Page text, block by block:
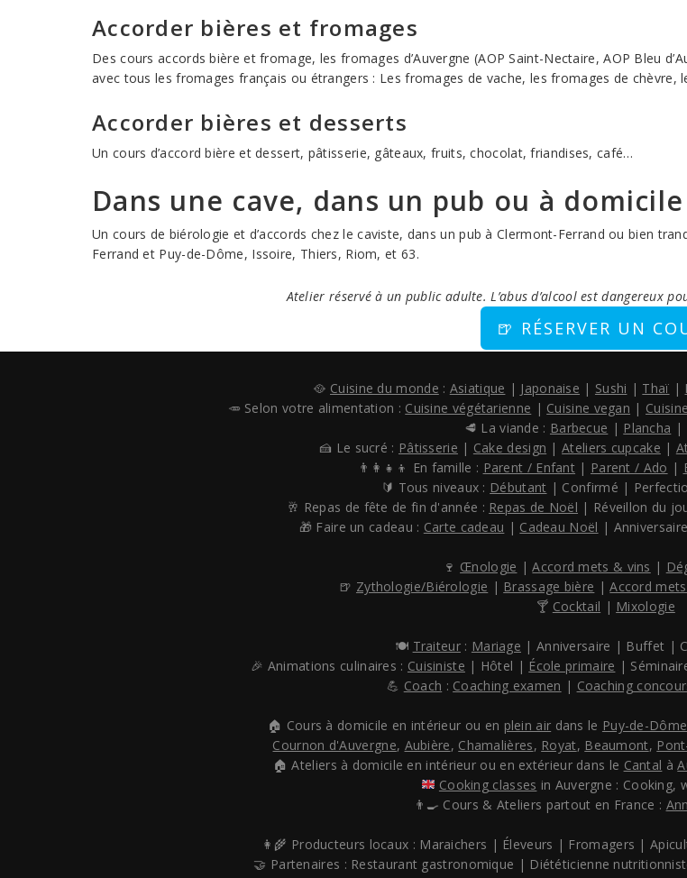
Accorder bières et fromages
Des cours accords bière et fromage, les fromages d’Auvergne (AOP Saint-Nectaire, AOP Bleu
avec tous les fromages français ou étrangers : Les fromages de vache, les fromages de chèvre,
Accorder bières et desserts
Un cours d’accord bière et dessert, pâtisserie, gâteaux, fruits, chocolat, friandises, café…
Dans une cave, dans un pub ou à
Un cours de biérologie et d’accords chez le caviste, dans un pub à Clermont-Ferrand ou bien
Ferrand et Puy-de-Dôme, Issoire, Thiers, Riom, et 63.
Atelier réservé à un public adulte. L’abus d’alcool est dangereux
🍺 RÉSERVER UN
🥘 Cuisine du monde : Asiatique | Japonaise | Sushi | Thaï |
🥕 Selon votre alimentation : Cuisine végétarienne | Cuisine vegan |
🥩 La viande : Barbecue | Plancha |
🍰 Le sucré : Pâtisserie | Cake design |Ateliers cupcake |
👨‍👩‍👧‍👦 En famille : Parent / Enfant | Parent / Ado |
🔰 Tous niveaux : Débutant | Confirmé |
🥂 Repas de fête de fin d'année : Repas de Noël | Réveillon du
🎁 Faire un cadeau : Carte cadeau | Cadeau Noël |
🍷 Œnologie |Accord mets & vins |
🍺 Zythologie/Biérologie | Brassage bière |Accord
🍸 Cocktail | Mixologie
🍽️ Traiteur : Mariage | Anniversaire | Buffet |
🎉 Animations culinaires : Cuisiniste | Hôtel | École primaire |
💪 Coach : Coaching examen | Coaching
🏠 Cours à domicile en intérieur ou en plein air dans le Puy-de-Dôme
Cournon d'Auvergne, Aubière, Chamalières, Royat, Beaumont,
🏠 Ateliers à domicile en intérieur ou en extérieur dans le Cantal à
Cooking classes in Auvergne : Cooking,
👨‍🍳 Cours & Ateliers partout en France :
👩‍🌾 Producteurs locaux : Maraichers | Éleveurs | Fromagers |
🤝 Partenaires : Restaurant gastronomique | Diététicienne